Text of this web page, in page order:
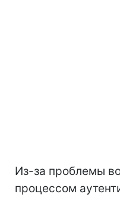
Из-за проблемы
процессом